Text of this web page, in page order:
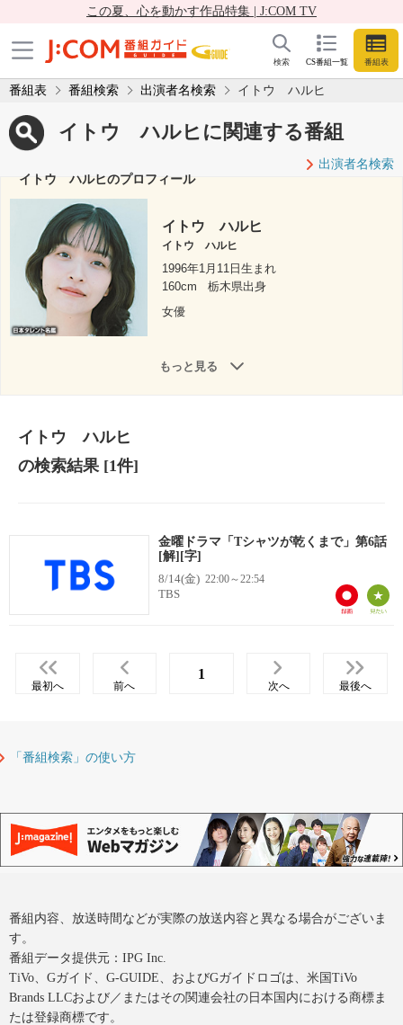
この夏、心を動かす作品特集 | J:COM TV
CS番組一覧 番組表
検索
番組表 番組検索 出演者名検索 イトウ ハルヒ
イトウ ハルヒに関連する番組
出演者名検索
イトウ ハルヒのプロフィール
イトウ ハルヒ
イトウ ハルヒ
1996年1月11日生まれ
160cm
栃木県出身
女優
もっと見る
イトウ ハルヒ
の検索結果[1件]
金曜ドラマ「Tシャツが乾くまで」第6話
[解][字]
8/14(金) 22:00～22:54
TBS
最初へ 前へ
1
次へ 最後へ
「番組検索」の使い方
番組内容、放送時間などが実際の放送内容と異なる場合がございま
す。
番組データ提供元：IPG Inc.
TiVo、Gガイド、G-GUIDE、およびGガイドロゴは、米国TiVo
Brands LLCおよび／またはその関連会社の日本国内における商標ま
たは登録商標です。